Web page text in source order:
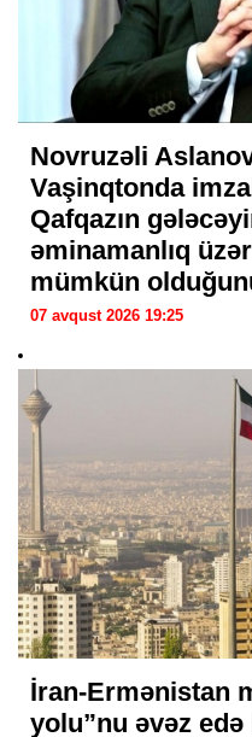
Novruzəli
Vaşinqtonda
Qafqazın
əminamanlıq
mümkün
07 avqust 2026 19:25
İran-Ermənistan
yolu”nu əvəz